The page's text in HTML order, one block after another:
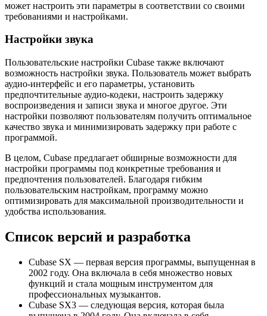
может настроить эти параметры в соответствии со своими
требованиями и настройками.
Настройки звука
Пользовательские настройки Cubase также включают
возможность настройки звука. Пользователь может выбрать
аудио-интерфейс и его параметры, установить
предпочтительные аудио-кодеки, настроить задержку
воспроизведения и записи звука и многое другое. Эти
настройки позволяют пользователям получить оптимальное
качество звука и минимизировать задержку при работе с
программой.
В целом, Cubase предлагает обширные возможности для
настройки программы под конкретные требования и
предпочтения пользователей. Благодаря гибким
пользовательским настройкам, программу можно
оптимизировать для максимальной производительности и
удобства использования.
Список версий и разработка
Cubase SX — первая версия программы, выпущенная в
2002 году. Она включала в себя множество новых
функций и стала мощным инструментом для
профессиональных музыкантов.
Cubase SX3 — следующая версия, которая была